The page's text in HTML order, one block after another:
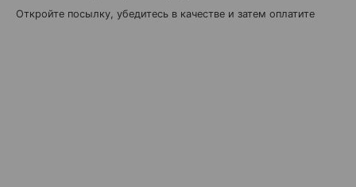
Откройте посылку, убедитесь в качестве и затем оплатите